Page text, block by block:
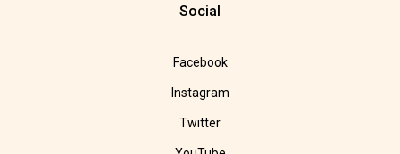
Social
Facebook
Instagram
Twitter